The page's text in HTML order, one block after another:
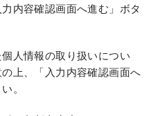
内容確認画面へ進む」ボタ
人情報の取り扱いについ
上、「入力内容確認画面へ
。